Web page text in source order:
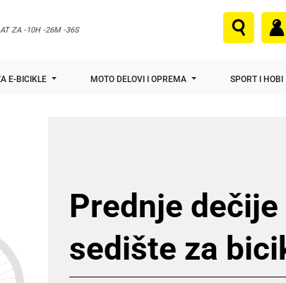
ZA -10H -26M -36S
E-BICIKLE MOTO DELOVI I OPREMA SPORT I HOBI
Prednje dečije
sedište za